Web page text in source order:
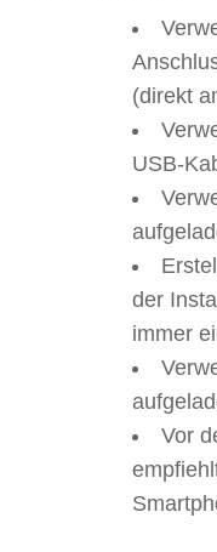
(direkt
USB-
der
immer
Vor